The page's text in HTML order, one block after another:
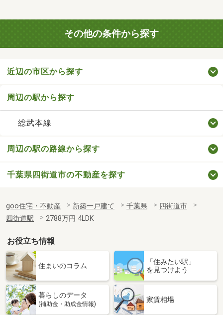
その他の条件から探す
近辺の市区から探す
周辺の駅から探す
総武本線
周辺の駅の路線から探す
千葉県四街道市の不動産を探す
goo住宅・不動産 新築一戸建て 千葉県
四街道市
四街道駅
2788万円 4LDK
お役立ち情報
住まいのコラム
「住みたい駅」
を見つけよう
暮らしのデータ
(補助金・助成金情報)
家賃相場